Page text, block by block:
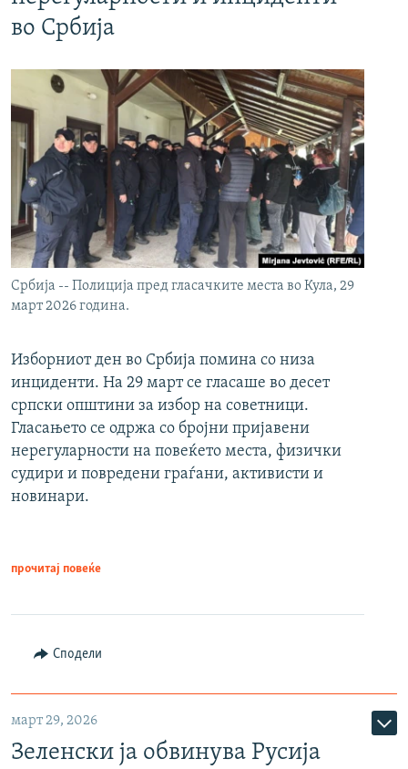
во Србија
Србија -- Полиција пред гласачките места во Кула, 29
март 2026 година.
Изборниот ден во Србија помина со низа
инциденти. На 29 март се гласаше во десет
српски општини за избор на советници.
Гласањето се одржа со бројни пријавени
нерегуларности на повеќето места, физички
судири и повредени граѓани, активисти и
новинари.
прочитај повеќе
Сподели
март 29, 2026
Зеленски ја обвинува Русија